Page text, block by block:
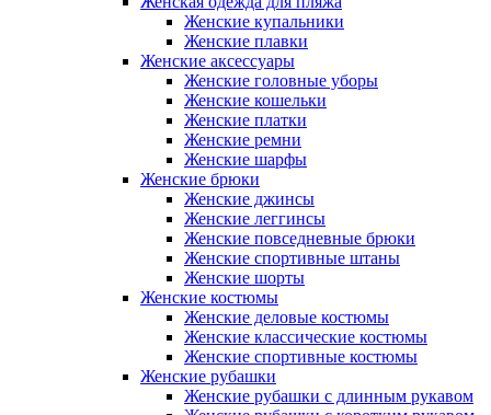
Женские купальники
Женские плавки
Женские аксессуары
Женские головные уборы
Женские кошельки
Женские платки
Женские ремни
Женские шарфы
Женские брюки
Женские джинсы
Женские леггинсы
Женские повседневные брюки
Женские спортивные штаны
Женские шорты
Женские костюмы
Женские деловые костюмы
Женские классические костюмы
Женские спортивные костюмы
Женские рубашки
Женские рубашки с длинным рукавом